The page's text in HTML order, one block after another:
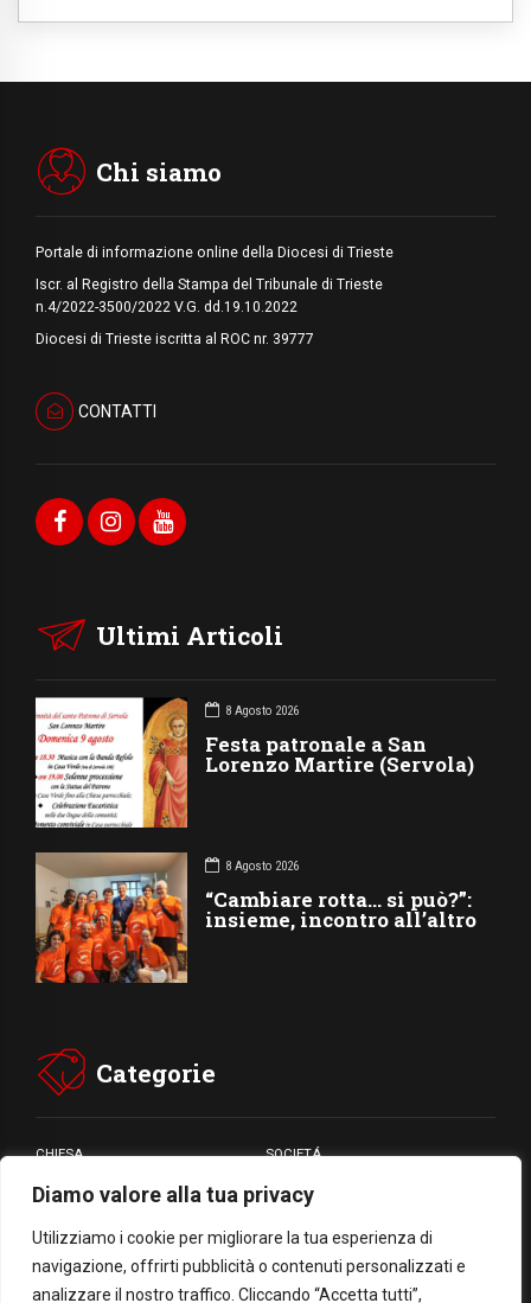
Diamo valore alla tua privacy
Utilizziamo i cookie per migliorare la tua esperienza di
navigazione, offrirti pubblicità o contenuti personalizzati e
analizzare il nostro traffico. Cliccando “Accetta tutti”,
Chi siamo
Portale di informazione online della Diocesi di Trieste
Iscr. al Registro della Stampa del Tribunale di Trieste
n.4/2022-3500/2022 V.G. dd.19.10.2022
Diocesi di Trieste iscritta al ROC nr. 39777
CONTATTI
Ultimi Articoli
8 Agosto 2026
Festa patronale a San
Lorenzo Martire (Servola)
8 Agosto 2026
“Cambiare rotta… si può?”:
insieme, incontro all’altro
Categorie
CHIESA SOCIETÁ
CARITÁ GIUBILEO
CULTURA MEDIA